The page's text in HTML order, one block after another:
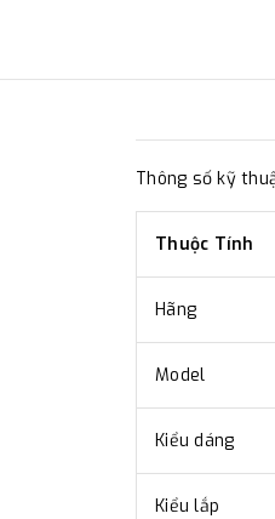
Thông số kỹ
Thuộc Tính
Hãng
Model
Kiểu dáng
Kiểu lắp